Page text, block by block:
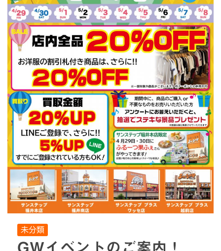
未分類
GWイベントのご案内！